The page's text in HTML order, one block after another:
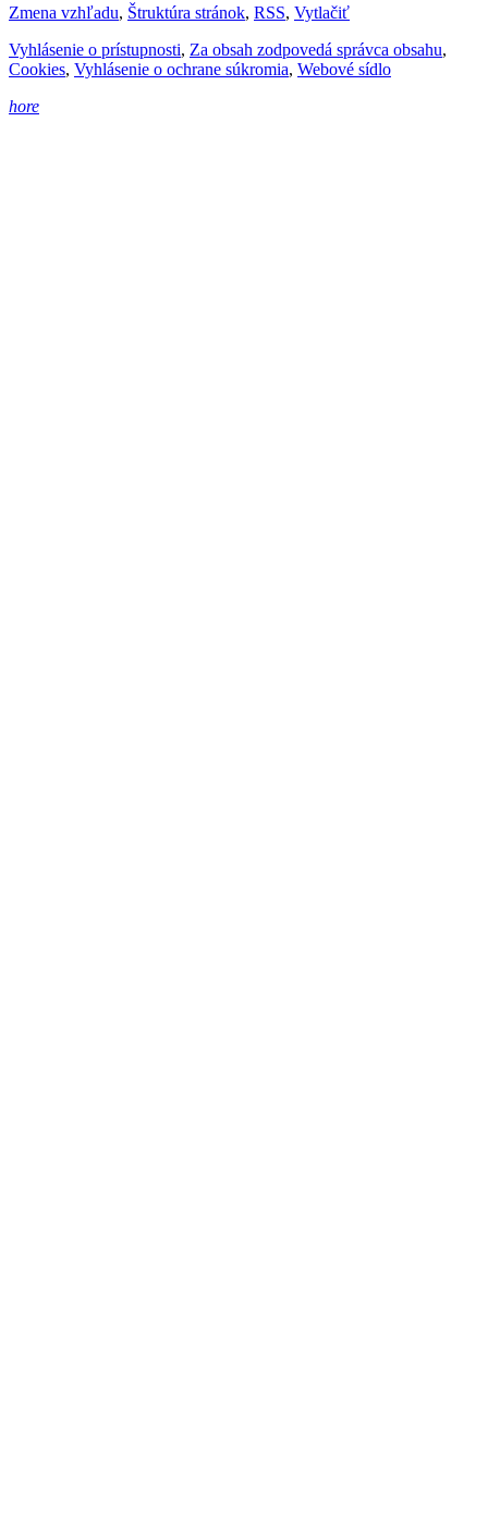
Zmena vzhľadu, Štruktúra stránok, RSS, Vytlačiť
Vyhlásenie o prístupnosti, Za obsah zodpovedá správca obsahu,
Cookies, Vyhlásenie o ochrane súkromia, Webové sídlo
hore